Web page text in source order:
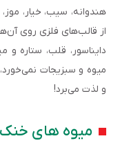
هندوانه، سیب، خیار،
از قالب‌های فلزی روی
دایناسور، قلب، ستاره
میوه و سبزیجات
و لذت می‌برد!
میوه های